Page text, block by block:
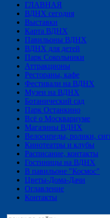
ГЛАВНАЯ
ВДНХ сегодня
Выставки
Карта ВДНХ
Павильоны ВДНХ
ВДНХ для детей
Парк Сокольники
Аттракционы
Рестораны, кафе
Фестивали на ВДНХ
Музеи на ВДНХ
Ботанический сад
Парк Останкино
Всё о Москвариуме
Магазины ВДНХ
Велосипеды, ролики,
Кинотеатры и клубы
Расписание, контакты
Гостиницы на ВДНХ
В павильоне "Космос"
Цветы-Дома-Дачи
Оглавление
Контакты